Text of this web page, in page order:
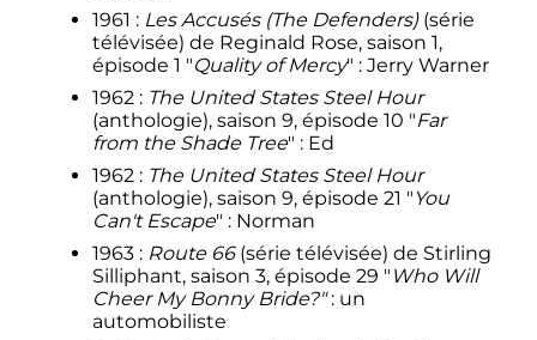
1961 : Les Accusés (The Defenders)(série
télévisée) de Reginald Rose, saison 1,
épisode 1 "Quality of Mercy" : Jerry Warner
1962 : The United States Steel Hour
(anthologie), saison 9, épisode 10 "Far
from the Shade Tree" : Ed
1962 : The United States Steel Hour
(anthologie), saison 9, épisode 21 " You
Can't Escape" : Norman
1963 : Route 66(série télévisée) de Stirling
Silliphant, saison 3, épisode 29 " Who Will
Cheer My Bonny Bride?" : un
automobiliste